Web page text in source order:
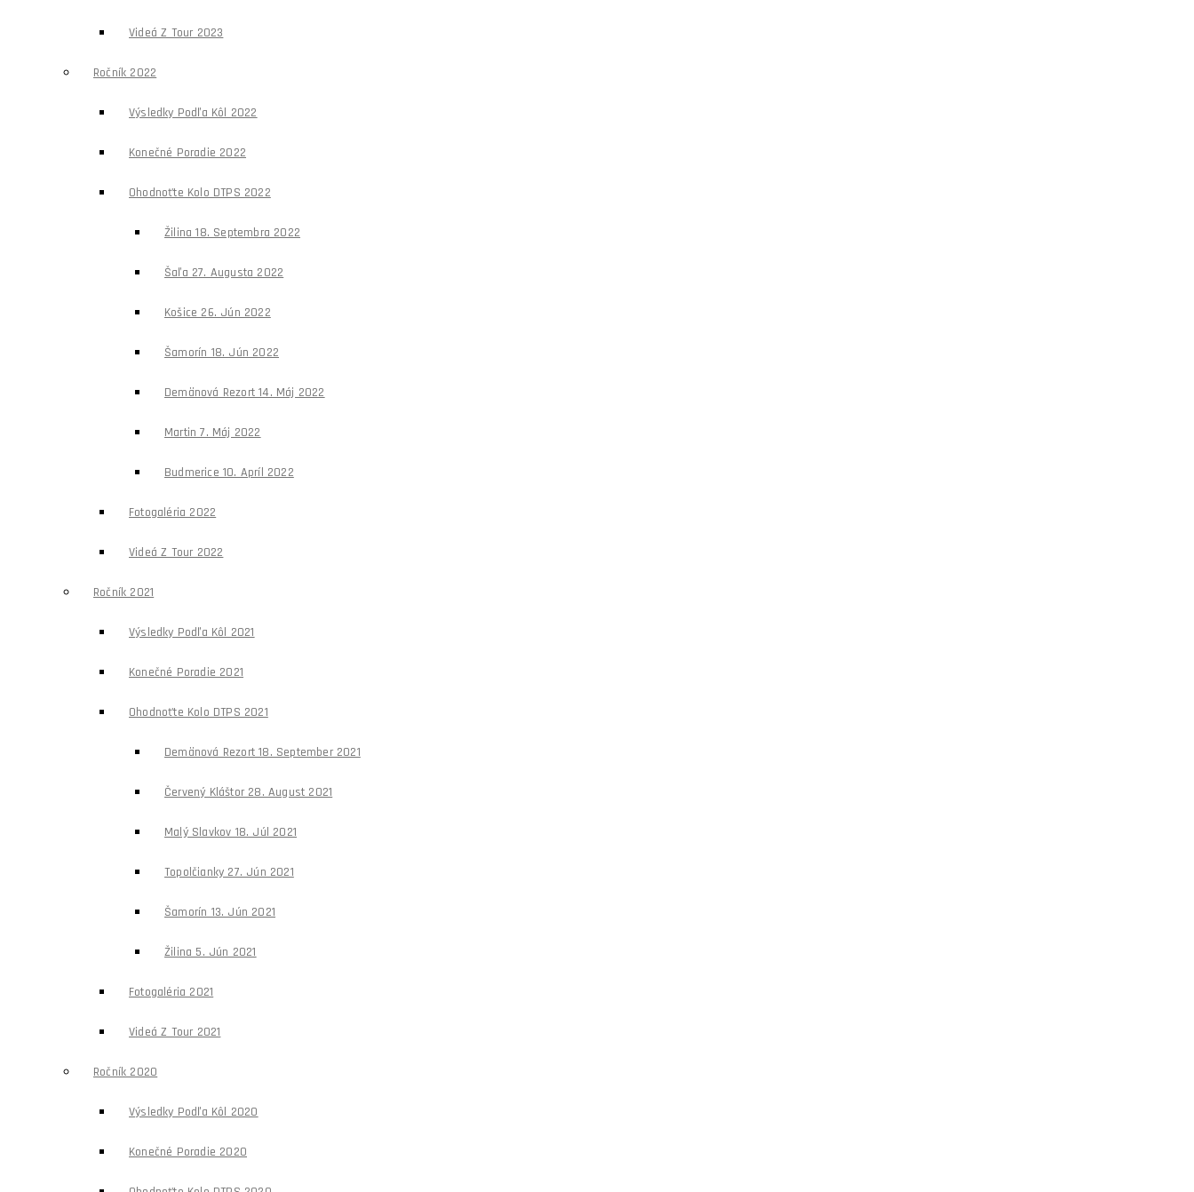
Videá Z Tour 2023
Ročník 2022
Výsledky Podľa Kôl 2022
Konečné Poradie 2022
Ohodnoťte Kolo DTPS 2022
Žilina 18. Septembra 2022
Šaľa 27. Augusta 2022
Košice 26. Jún 2022
Šamorín 18. Jún 2022
Demänová Rezort 14. Máj 2022
Martin 7. Máj 2022
Budmerice 10. Apríl 2022
Fotogaléria 2022
Videá Z Tour 2022
Ročník 2021
Výsledky Podľa Kôl 2021
Konečné Poradie 2021
Ohodnoťte Kolo DTPS 2021
Demänová Rezort 18. September 2021
Červený Kláštor 28. August 2021
Malý Slavkov 18. Júl 2021
Topolčianky 27. Jún 2021
Šamorín 13. Jún 2021
Žilina 5. Jún 2021
Fotogaléria 2021
Videá Z Tour 2021
Ročník 2020
Výsledky Podľa Kôl 2020
Konečné Poradie 2020